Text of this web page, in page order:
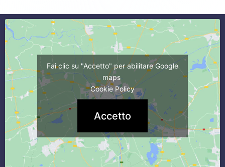
Fai clic su "Accetto" per abilitare Google
maps
Cookie Policy
Accetto